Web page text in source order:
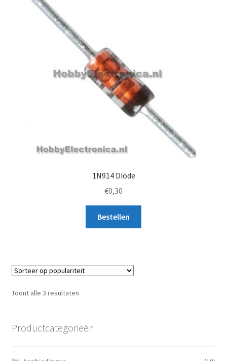
1N914 Diode
€0,30
Bestellen
Toont alle 3 resultatenGesorteerd
Productcategorieën